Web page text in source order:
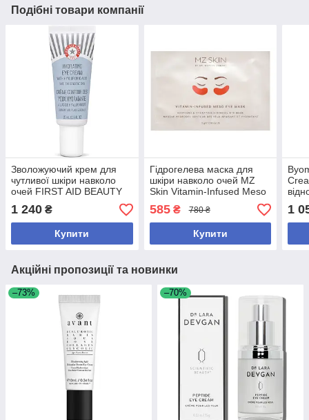
Подібні товари компанії
Зволожуючий крем для
чутливої шкіри навколо
очей FIRST AID BEAUTY
Hydrating Eye Cream with
Hyaluronic Acid 15 ml
1 240 ₴
Купити
Гідрогелева маска для
шкіри навколо очей MZ
Skin Vitamin-Infused Meso
Eye Mask з вітамінами та
гіалуроновою кислотою
585₴ 780 ₴
Купити
для
1
Акційні пропозиції та новинки
–73% –70%